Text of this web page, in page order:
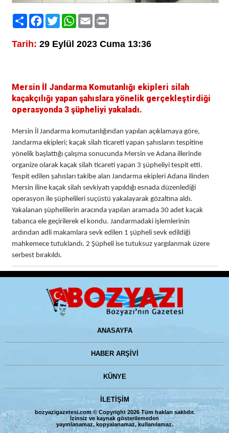
PaylaşFacebook
TwitterWhatsApp
EmailPrint
Tarih: 29 Eylül 2023 Cuma 13:36
Mersin İl Jandarma Komutanlığı ekipleri silah
kaçakçılığı yapan şahıslara yönelik gerçekleştirdiği
operasyonda 3 şüpheliyi yakaladı.
Mersin İl Jandarma komutanlığından yapılan açıklamaya göre,
Jandarma ekipleri; kaçak silah ticareti yapan şahısların tespitine
yönelik başlattığı çalışma sonucunda Mersin ve Adana illerinde
organize olarak kaçak silah ticareti yapan 3 şüpheliyi tespit etti.
Tespit edilen şahısları takibe alan Jandarma ekipleri Adana ilinden
Mersin iline kaçak silah sevkiyatı yapıldığı esnada düzenlediği
operasyon ile şüphelileri suçüstü yakalayarak gözaltına aldı.
Yakalanan şüphelilerin aracında yapılan aramada 30 adet kaçak
tabanca ele geçirilerek el kondu. Jandarmadaki işlemlerinin
ardından adli makamlara sevk edilen 1 şüpheli sevk edildiği
mahkemece tutuklandı. 2 Şüpheli ise tutuksuz yargılanmak üzere
serbest bırakıldı.
ANASAYFA
HABER ARŞİVİ
KÜNYE
İLETİŞİM
bozyazigazetesi.com © Copyright 2026 Tüm hakları saklıdır.
İzinsiz ve kaynak gösterilemeden
yayınlanamaz, kopyalanamaz, kullanılamaz.